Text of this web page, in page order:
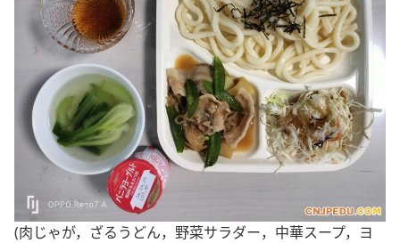
(肉じゃが，ざるうどん，野菜サラダー，中華スープ，ヨ